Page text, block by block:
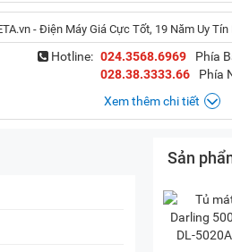
- Điện Máy Giá Cực Tốt, 19 Năm Uy
Hotline: 024.3568.6969
Phía
028.38.3333.66
Phía
Xem thêm chi tiết
Chỉ đường)
Chỉ
Điện Biên Phủ, P. Vườn Lài, TP. HCM(
Sản